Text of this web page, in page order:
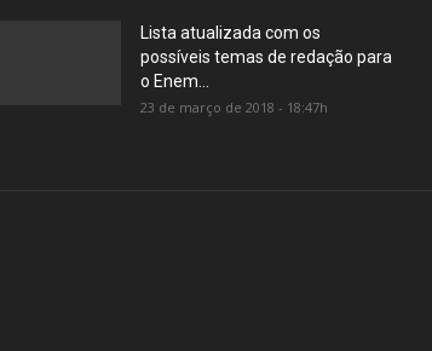
Lista atualizada com os
possíveis temas de redação para
o Enem...
23 de março de 2018 - 18:47h